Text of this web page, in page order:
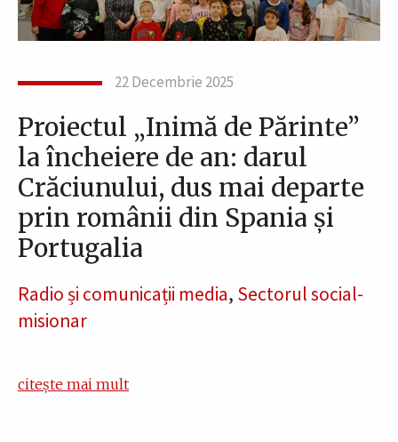
22 Decembrie 2025
Proiectul „Inimă de Părinte”
la încheiere de an: darul
Crăciunului, dus mai departe
prin românii din Spania și
Portugalia
Radio și comunicații media, Sectorul social-
misionar
citește mai mult